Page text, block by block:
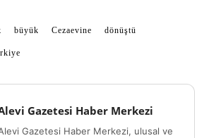
büyük Cezaevine dönüştü
Gazetesi Haber Merkezi
Gazetesi Haber Merkezi, ulusal ve